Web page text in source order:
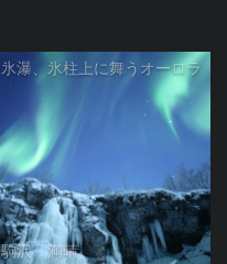
氷瀑、氷柱上に舞うオーロラ
駒沢 満晴